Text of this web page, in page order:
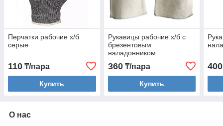
Перчатки рабочие х/б
серые
110 ₸/пара
Купить
Рукавицы рабочие х/б с
брезентовым
наладонником
360₸/пара
Купить
400
О нас